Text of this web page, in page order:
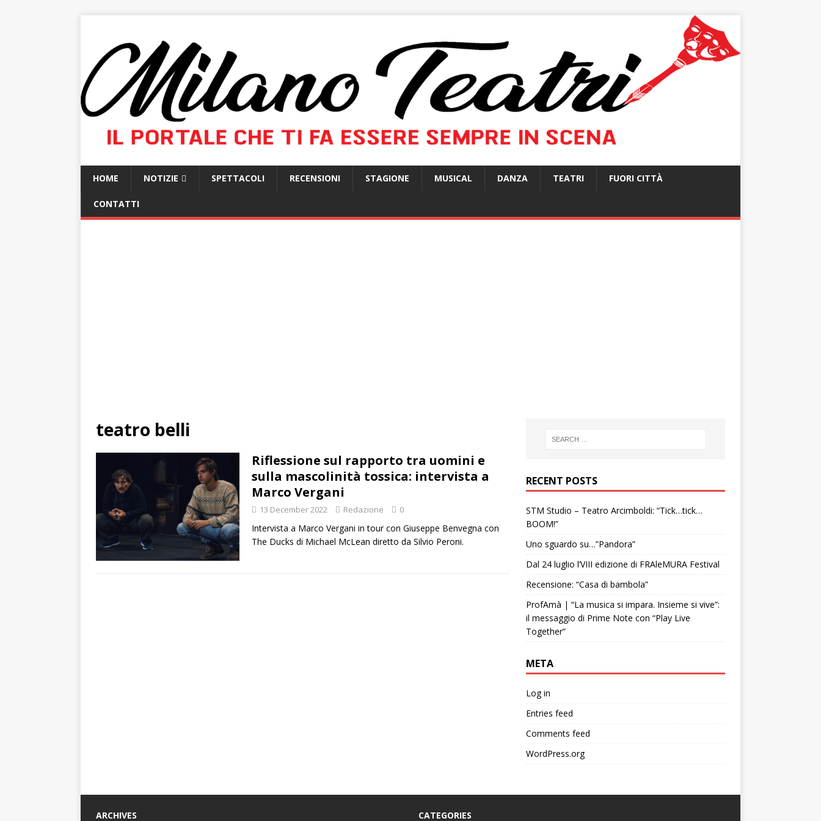
HOME NOTIZIE SPETTACOLI RECENSIONI STAGIONE MUSICAL DANZA TEATRI FUORI CITTÀ
CONTATTI
teatro belli
Riflessione sul rapporto tra uomini e
sulla mascolinità tossica: intervista a
Marco Vergani
13 December 2022 Redazione 0
Intervista a Marco Vergani in tour con Giuseppe Benvegna con
The Ducks di Michael McLean diretto da Silvio Peroni.
RECENT POSTS
STM Studio – Teatro Arcimboldi: “Tick…tick…
BOOM!”
Uno sguardo su…”Pandora”
Dal 24 luglio l’VIII edizione di FRAleMURA Festival
Recensione: “Casa di bambola”
ProfAmà | “La musica si impara. Insieme si vive”:
il messaggio di Prime Note con “Play Live
Together”
META
Log in
Entries feed
Comments feed
WordPress.org
ARCHIVES CATEGORIES